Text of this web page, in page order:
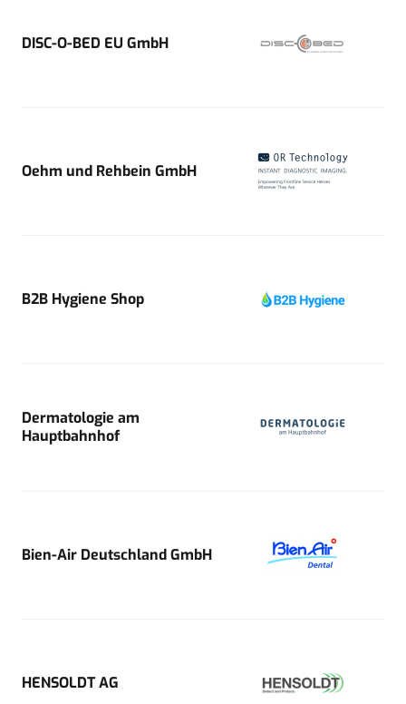
DISC-O-BED EU GmbH
Oehm und Rehbein GmbH
B2B Hygiene Shop
Dermatologie am
Hauptbahnhof
Bien-Air Deutschland GmbH
HENSOLDT AG